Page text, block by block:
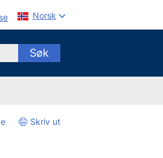
Norsk
Søk
Skriv ut